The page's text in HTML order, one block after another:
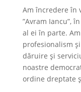
Am încredere în
”Avram Iancu”,
al ei în parte.
profesionalism
dăruire și
noastre
ordine dreptate